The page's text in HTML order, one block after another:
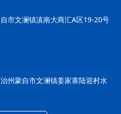
市文澜镇滇南大商汇A区19-20号
州蒙自市文澜镇姜家寨陆迎村水